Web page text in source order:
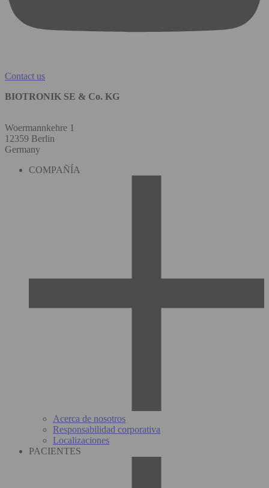
Contact us
BIOTRONIK SE & Co. KG
Woermannkehre 1
12359 Berlin
Germany
COMPAÑÍA
Acerca de nosotros
Responsabilidad corporativa
Localizaciones
PACIENTES